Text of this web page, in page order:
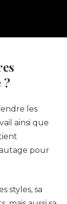
?
les
ainsi que
pour
styles, sa